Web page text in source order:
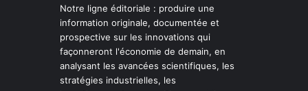
Notre ligne éditoriale : produire une
information originale, documentée et
prospective sur les innovations qui
façonneront l'économie de demain, en
analysant les avancées scientifiques, les
stratégies industrielles, les